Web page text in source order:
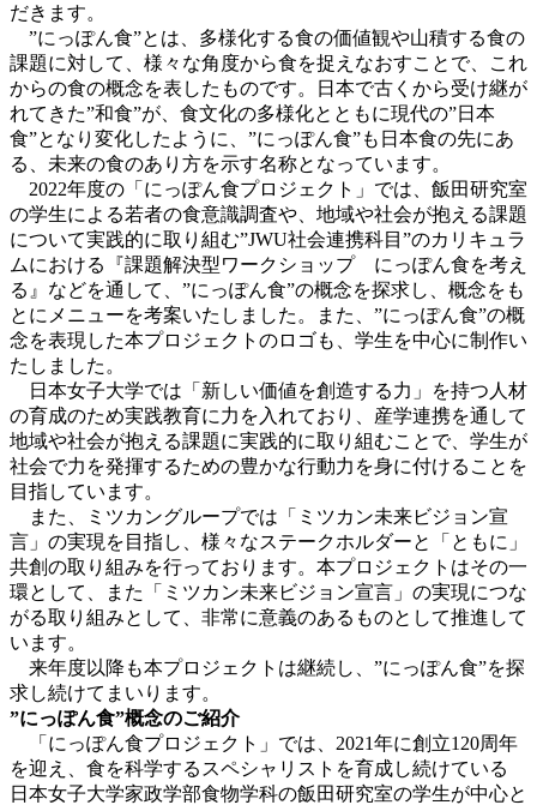
だきます。
”にっぽん食”とは、多様化する食の価値観や山積する食の
課題に対して、様々な角度から食を捉えなおすことで、これ
からの食の概念を表したものです。日本で古くから受け継が
れてきた”和食”が、食文化の多様化とともに現代の”日本
食”となり変化したように、”にっぽん食”も日本食の先にあ
る、未来の食のあり方を示す名称となっています。
2022年度の「にっぽん食プロジェクト」では、飯田研究室
の学生による若者の食意識調査や、地域や社会が抱える課題
について実践的に取り組む”JWU社会連携科目”のカリキュラ
ムにおける『課題解決型ワークショップ にっぽん食を考え
る』などを通して、”にっぽん食”の概念を探求し、概念をも
とにメニューを考案いたしました。また、”にっぽん食”の概
念を表現した本プロジェクトのロゴも、学生を中心に制作い
たしました。
日本女子大学では「新しい価値を創造する力」を持つ人材
の育成のため実践教育に力を入れており、産学連携を通して
地域や社会が抱える課題に実践的に取り組むことで、学生が
社会で力を発揮するための豊かな行動力を身に付けることを
目指しています。
また、ミツカングループでは「ミツカン未来ビジョン宣
言」の実現を目指し、様々なステークホルダーと「ともに」
共創の取り組みを行っております。本プロジェクトはその一
環として、また「ミツカン未来ビジョン宣言」の実現につな
がる取り組みとして、非常に意義のあるものとして推進して
います。
来年度以降も本プロジェクトは継続し、”にっぽん食”を探
求し続けてまいります。
”にっぽん食”概念のご紹介
「にっぽん食プロジェクト」では、2021年に創立120周年
を迎え、食を科学するスペシャリストを育成し続けている
日本女子大学家政学部食物学科の飯田研究室の学生が中心と